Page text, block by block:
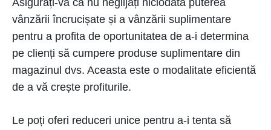
vânzării încrucișate și a vânzării suplimentare
pentru a profita de oportunitatea de a-i determina
pe clienți să cumpere produse suplimentare din
magazinul dvs. Aceasta este o modalitate eficientă
de a vă crește profiturile.
Le poți oferi reduceri unice pentru a-i tenta să